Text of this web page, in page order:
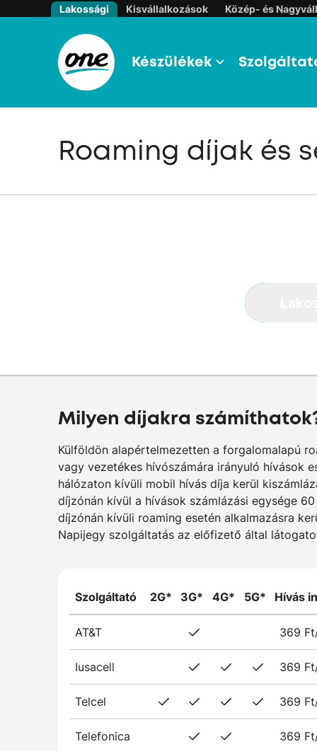
Lakossági Kisvállalkozások Közép- és
Készülékek
Roaming díjak és
Milyen díjakra
Külföldön alapértelmezetten a forgalomalapú
vagy vezetékes hívószámára irányuló hívások
hálózaton kívüli mobil hívás díja kerül
díjzónán kívül a hívások számlázási egysége
díjzónán kívüli roaming esetén alkalmazásra
Napijegy szolgáltatás az előfizető által
Szolgáltató 2G* 3G* 4G* 5G* Hívás
AT&T 369
Iusacell 369
Telcel 369
Telefonica 369